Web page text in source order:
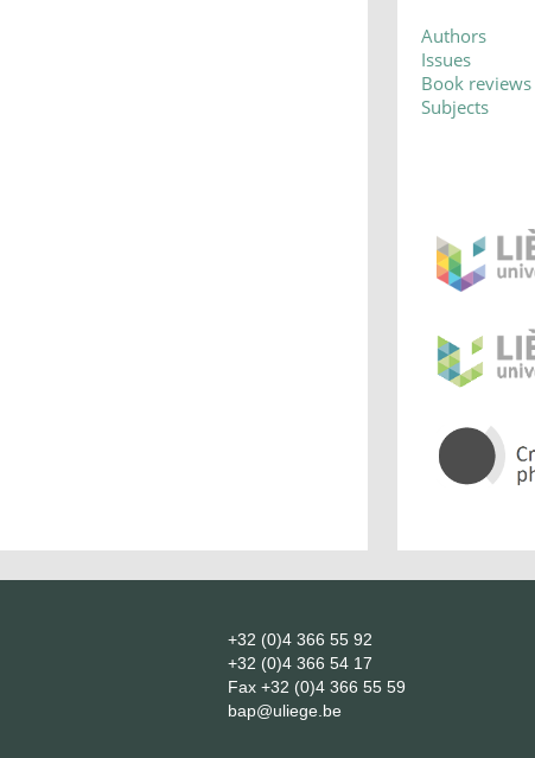
Authors
Issues
Book reviews
Subjects
+32 (0)4 366 55 92
+32 (0)4 366 54 17
Fax +32 (0)4 366 55 59
bap@uliege.be